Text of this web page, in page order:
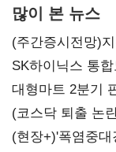
많이 본 뉴스
(주간증시전망)
SK하이닉스 통
불만 확산
대형마트 2분기
(코스닥 퇴출 논
당장 퇴출?…시
(현장+)'폭염중